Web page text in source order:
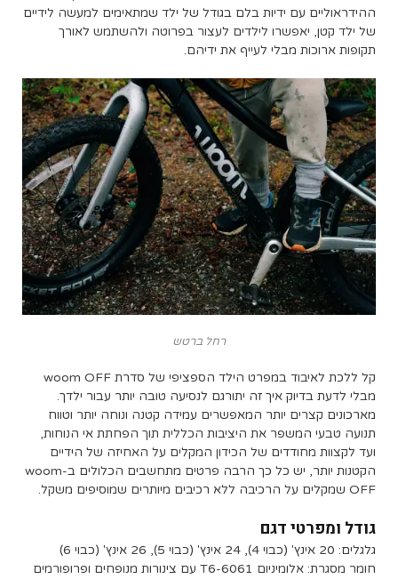
ההידראוליים עם ידיות בלם בגודל של ילד שמתאימים למעשה לידיים
של ילד קטן, יאפשרו לילדים לעצור בפרוטה ולהשתמש לאורך
תקופות ארוכות מבלי לעייף את ידיהם.
רחל ברטש
קל ללכת לאיבוד במפרט הילד הספציפי של סדרת woom OFF
מבלי לדעת בדיוק איך זה יתורגם לנסיעה טובה יותר עבור ילדך.
מארכונים קצרים יותר המאפשרים עמידה קטנה ונוחה יותר וטווח
תנועה טבעי המשפר את היציבות הכללית תוך הפחתת אי הנוחות,
ועד לקצוות מחודדים של הכידון המקלים על האחיזה של הידיים
הקטנות יותר, יש כל כך הרבה פרטים מתחשבים הכלולים ב-woom
OFF שמקלים על הרכיבה ללא רכיבים מיותרים שמוסיפים משקל.
גודל ומפרטי דגם
גלגלים: 20 אינץ' (כבוי 4), 24 אינץ' (כבוי 5), 26 אינץ' (כבוי 6)
חומר מסגרת: אלומיניום 6061-T6 עם צינורות מנופחים ופרופורמים